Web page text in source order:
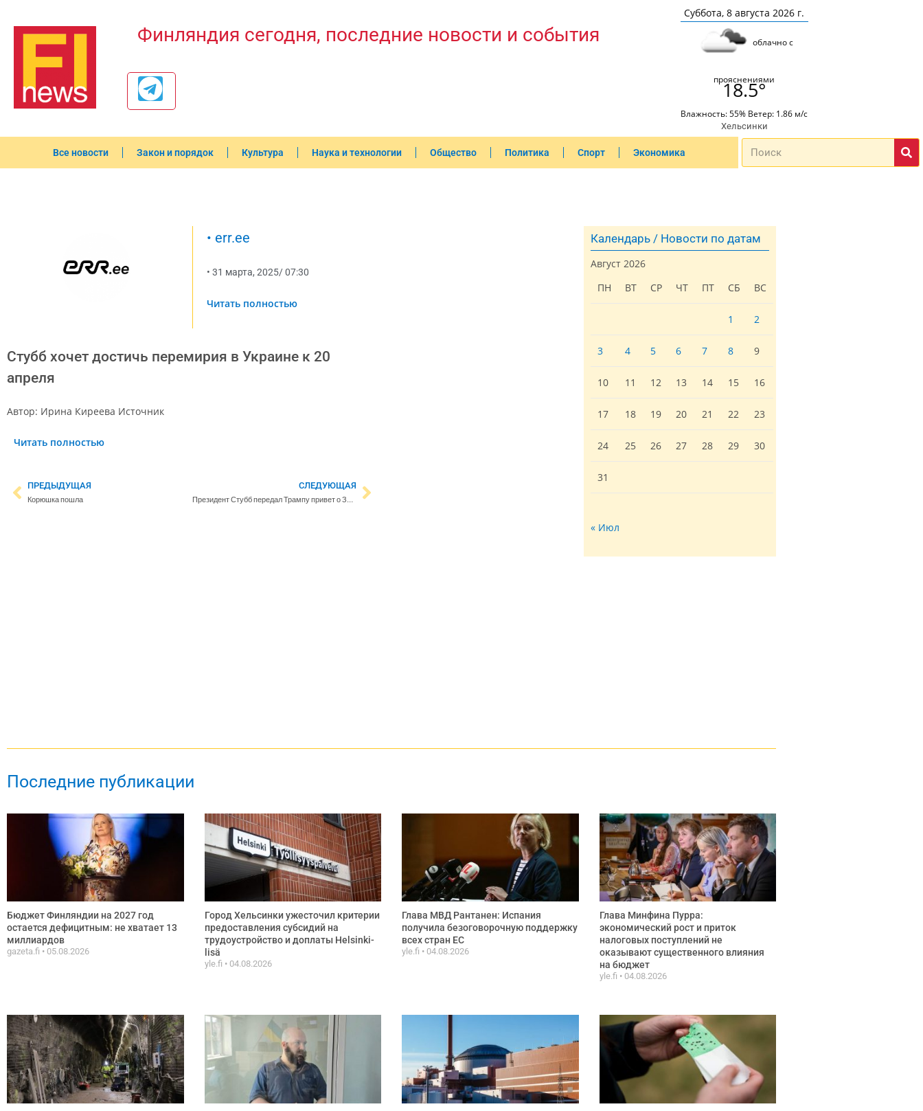
Финляндия сегодня, последние новости и события
Суббота, 8 августа 2026 г.
облачно с
прояснениями
18.5°
Влажность: 55% Ветер: 1.86 м/с
Хельсинки
Все новости Закон и порядок Культура Наука и технологии Общество Политика Спорт Экономика
• err.ee
• 31 марта, 2025/07:30
Читать полностью
Стубб хочет достичь перемирия в Украине к 20
апреля
Автор: Ирина Киреева Источник
Читать полностью
ПРЕДЫДУЩАЯ
Корюшка пошла
СЛЕДУЮЩАЯ
Президент Стубб передал Трампу привет о Зеленского и указал, что Путину нельзя доверять
Календарь / Новости по датам
Август 2026
ПН
ВТ СР ЧТ ПТ СБ ВС
1 2
3 4 5 6 7 8 9
10 11 12 13 14 15 16
17 18 19 20 21 22 23
24 25 26 27 28 29 30
31
« Июл
Последние публикации
Бюджет Финляндии на 2027 год
остается дефицитным: не хватает 13
миллиардов
gazeta.fi 05.08.2026
Город Хельсинки ужесточил критерии
предоставления субсидий на
трудоустройство и доплаты Helsinki-
lisä
yle.fi 04.08.2026
Глава МВД Рантанен: Испания
получила безоговорочную поддержку
всех стран ЕС
yle.fi 04.08.2026
Глава Минфина Пурра:
экономический рост и приток
налоговых поступлений не
оказывают существенного влияния
на бюджет
yle.fi 04.08.2026